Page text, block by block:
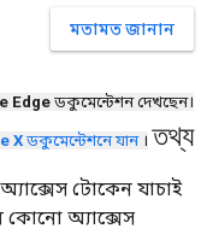
মতামত জানান
Edgeডকুমেন্টেশন দেখছেন।
Xডকুমেন্টেশনে যান। তথ্য
টোকেন যাচাই
কোনো অ্যাক্সেস